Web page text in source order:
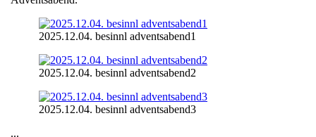
2025.12.04. besinnl adventsabend1
2025.12.04. besinnl adventsabend2
2025.12.04. besinnl adventsabend3
...